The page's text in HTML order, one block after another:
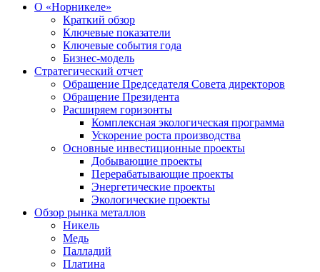
О «Норникеле»
Краткий обзор
Ключевые показатели
Ключевые события года
Бизнес-модель
Стратегический отчет
Обращение Председателя Совета директоров
Обращение Президента
Расширяем горизонты
Комплексная экологическая программа
Ускорение роста производства
Основные инвестиционные проекты
Добывающие проекты
Перерабатывающие проекты
Энергетические проекты
Экологические проекты
Обзор рынка металлов
Никель
Медь
Палладий
Платина